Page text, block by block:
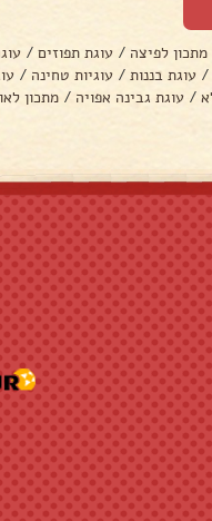
מתכון לפיצה / עוגת תפוזים /
/ עוגת בננות / עוגיות טחינה /
/ עוגת גבינה אפויה / מתכון